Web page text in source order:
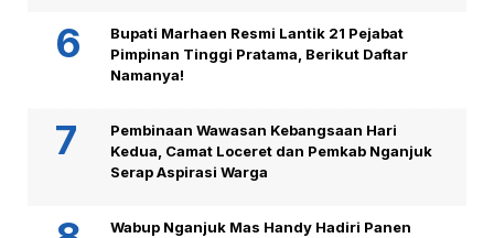
Bupati Marhaen Resmi Lantik 21 Pejabat
Pimpinan Tinggi Pratama, Berikut Daftar
Namanya!
Pembinaan Wawasan Kebangsaan Hari
Kedua, Camat Loceret dan Pemkab Nganjuk
Serap Aspirasi Warga
Wabup Nganjuk Mas Handy Hadiri Panen